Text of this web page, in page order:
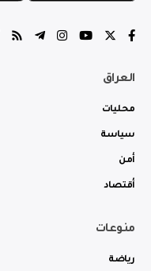
العراق
محليات
سياسة
أمن
أقتصاد
منوعات
رياضة